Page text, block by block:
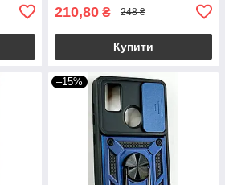
210,80 ₴ 248 ₴
Купити
–15%